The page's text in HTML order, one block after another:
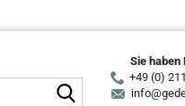
Suche...
Sie haben
+49 (0)